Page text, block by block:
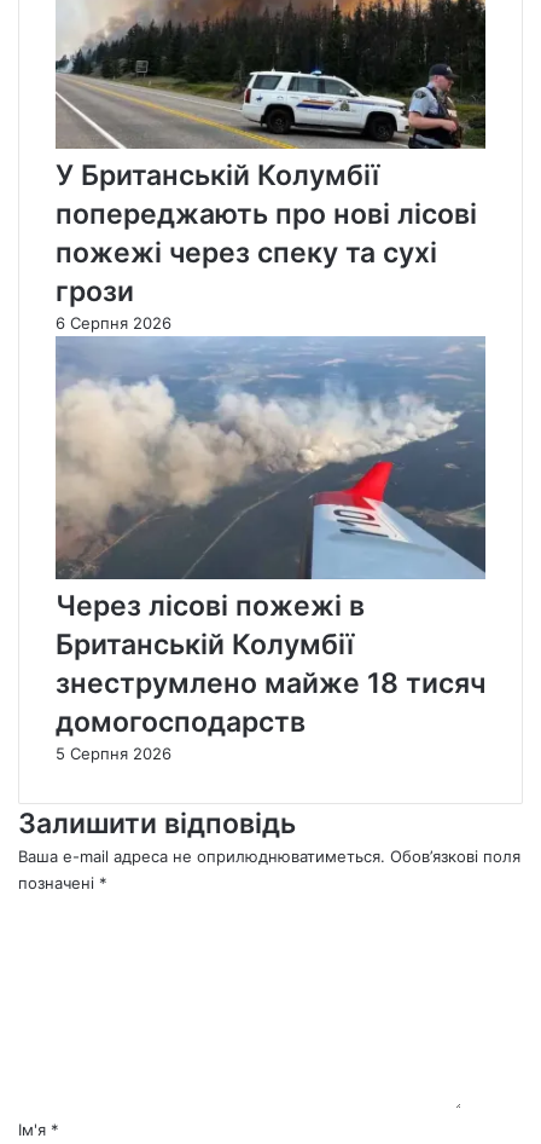
У Британській Колумбії
попереджають про нові лісові
пожежі через спеку та сухі
грози
6 Серпня 2026
Через лісові пожежі в
Британській Колумбії
знеструмлено майже 18 тисяч
домогосподарств
5 Серпня 2026
Залишити відповідь
Ваша e-mail адреса не оприлюднюватиметься. Обов’язкові поля
позначені *
*Ім'я *